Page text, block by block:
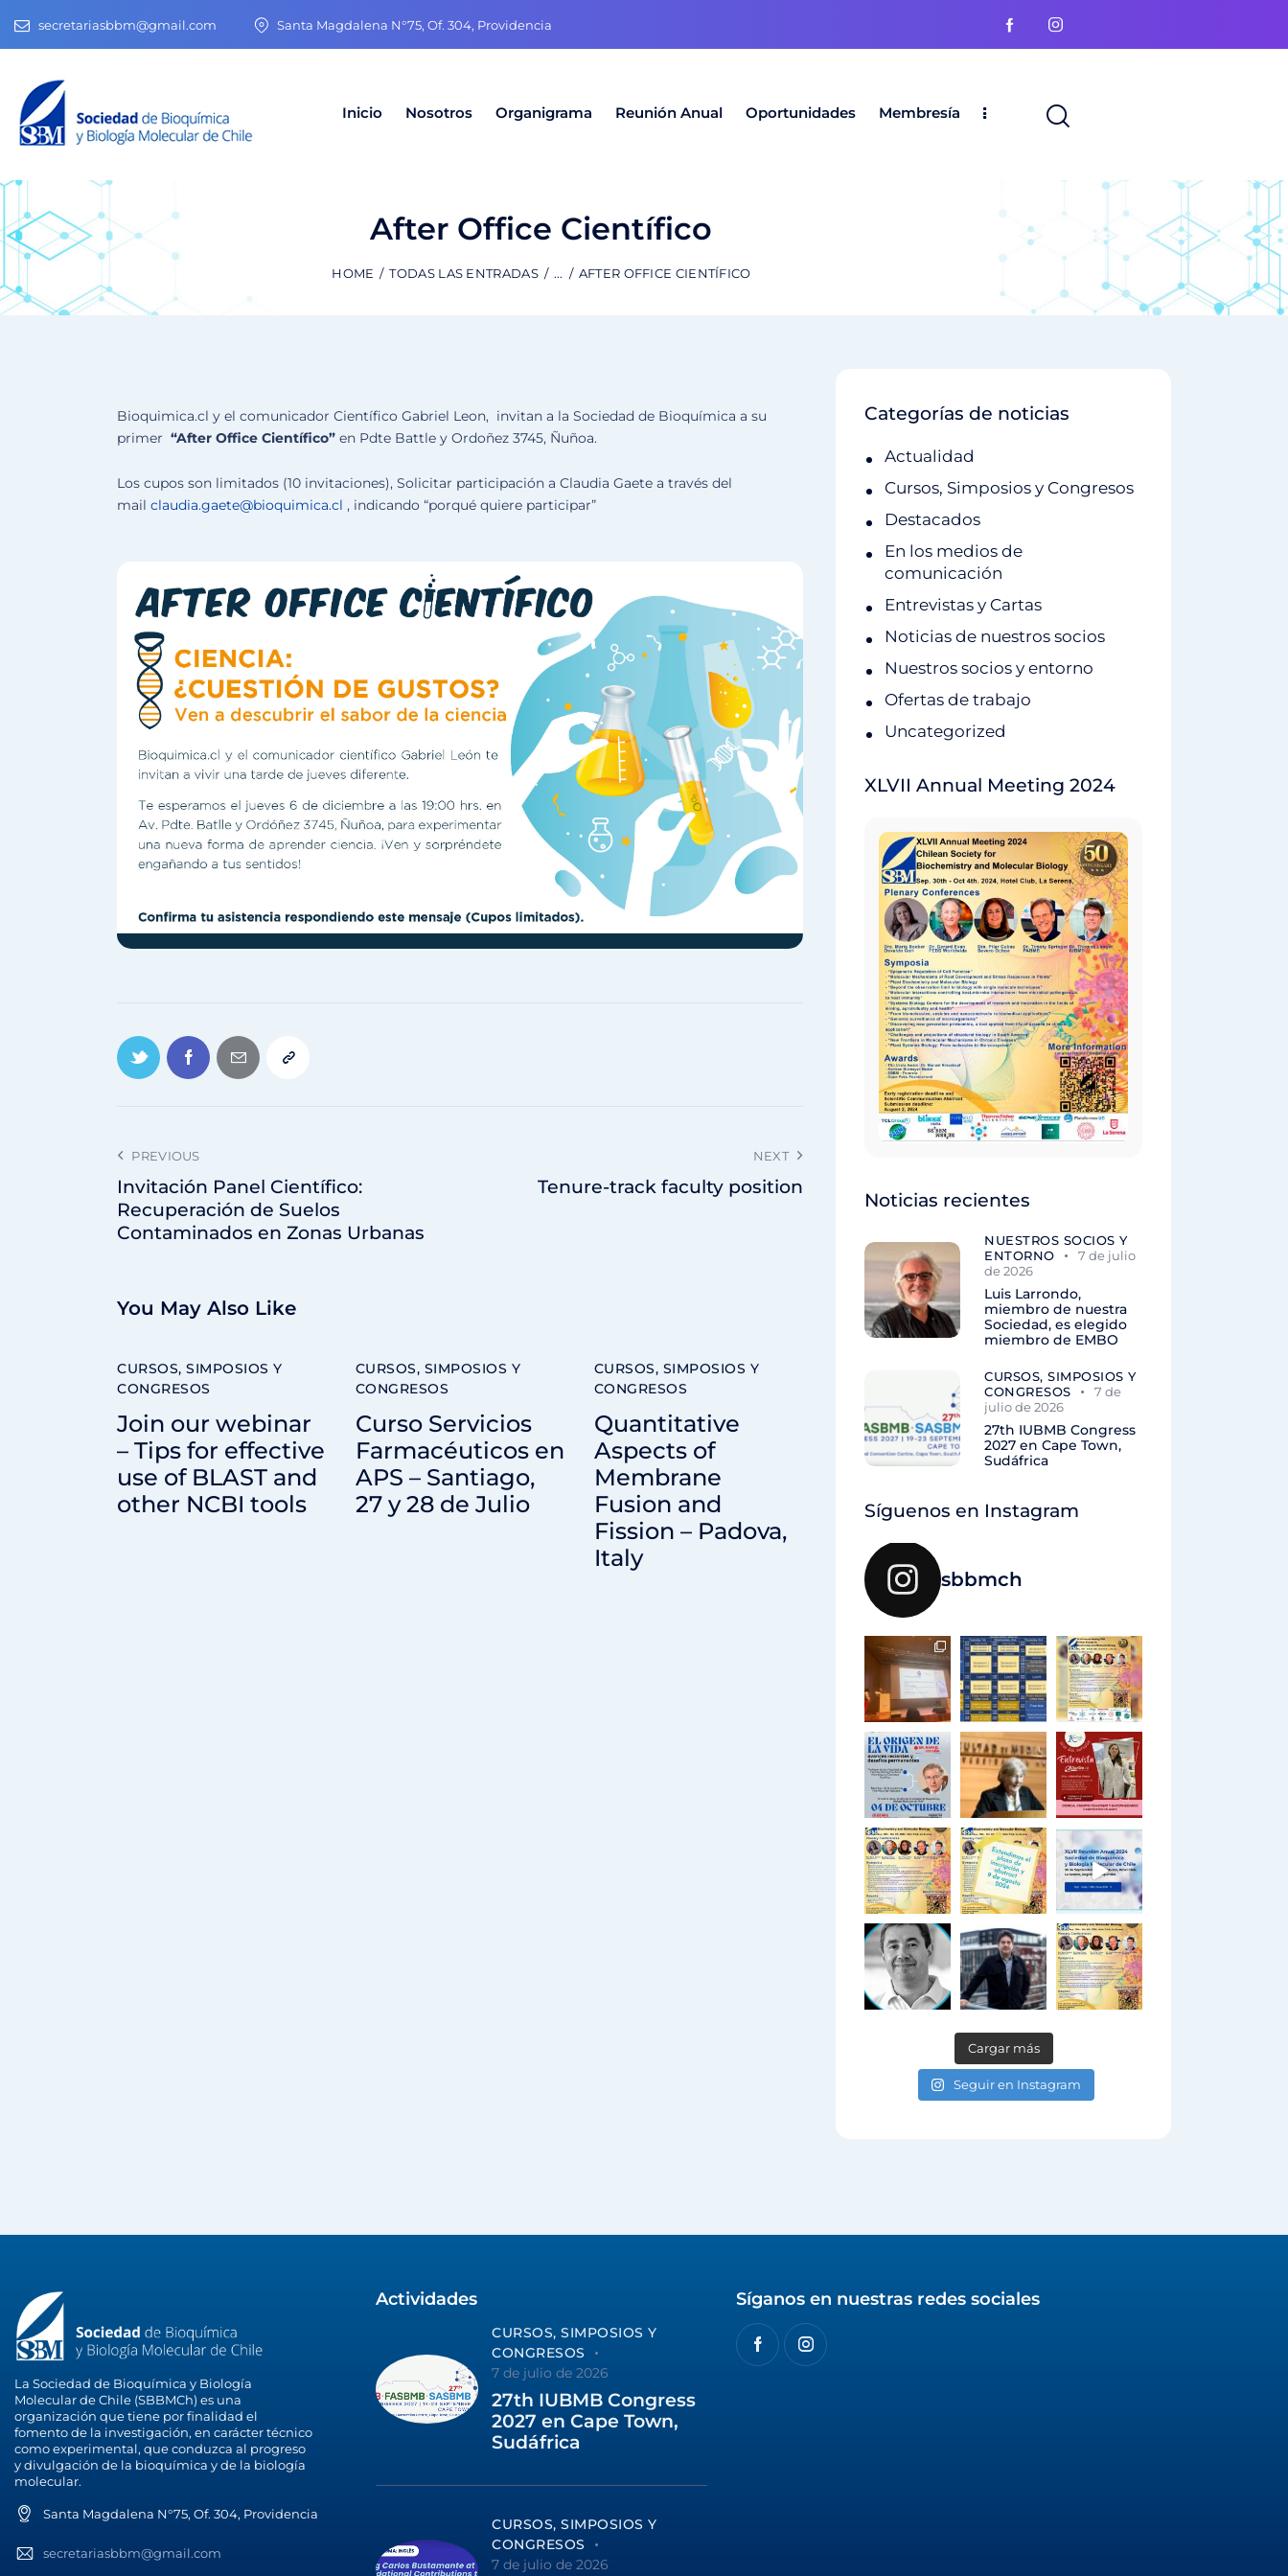
secretariasbbm@gmail.com Santa Magdalena N°75, Of. 304, Providencia
Inicio Nosotros Organigrama Reunión Anual Oportunidades Membresía
After Office Científico
HOME TODAS LAS ENTRADAS ... AFTER OFFICE CIENTÍFICO
Bioquimica.cl y el comunicador Científico Gabriel Leon, invitan a la Sociedad de Bioquímica a su
primer “After Office Científico” en Pdte Battle y Ordoñez 3745, Ñuñoa.
Los cupos son limitados (10 invitaciones), Solicitar participación a Claudia Gaete a través del
mail claudia.gaete@bioquimica.cl , indicando “porqué quiere participar”
PREVIOUS
Invitación Panel Científico:
Recuperación de Suelos
Contaminados en Zonas Urbanas
NEXT
Tenure-track faculty position
You May Also Like
CURSOS, SIMPOSIOS Y
CONGRESOS
Join our webinar
– Tips for effective
use of BLAST and
other NCBI tools
CURSOS, SIMPOSIOS Y
CONGRESOS
Curso Servicios
Farmacéuticos en
APS – Santiago,
27 y 28 de Julio
CURSOS, SIMPOSIOS Y
CONGRESOS
Quantitative
Aspects of
Membrane
Fusion and
Fission – Padova,
Italy
Categorías de noticias
Actualidad
Cursos, Simposios y Congresos
Destacados
En los medios de
comunicación
Entrevistas y Cartas
Noticias de nuestros socios
Nuestros socios y entorno
Ofertas de trabajo
Uncategorized
XLVII Annual Meeting 2024
Noticias recientes
NUESTROS SOCIOS Y
ENTORNO
7 de julio
de 2026
Luis Larrondo,
miembro de nuestra
Sociedad, es elegido
miembro de EMBO
CURSOS, SIMPOSIOS Y
CONGRESOS
7 de
julio de 2026
27th IUBMB Congress
2027 en Cape Town,
Sudáfrica
Síguenos en Instagram
sbbmch
Cargar más
Seguir en Instagram
La Sociedad de Bioquímica y Biología
Molecular de Chile (SBBMCh) es una
organización que tiene por finalidad el
fomento de la investigación, en carácter técnico
como experimental, que conduzca al progreso
y divulgación de la bioquímica y de la biología
molecular.
Santa Magdalena N°75, Of. 304, Providencia
secretariasbbm@gmail.com
Actividades
CURSOS, SIMPOSIOS Y
CONGRESOS
7 de julio de 2026
27th IUBMB Congress
2027 en Cape Town,
Sudáfrica
CURSOS, SIMPOSIOS Y
CONGRESOS
7 de julio de 2026
Síganos en nuestras redes sociales